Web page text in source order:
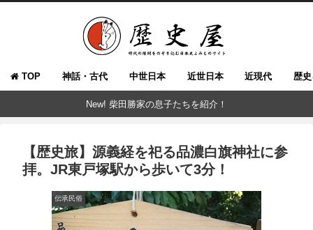
TOP 神話・古代 中世日本 近世日本 近現代 歴
New! 柴田勝家の息子たちを紹介！
【歴史旅】源義経を祀る品濃白旗神社に参
拝。JR東戸塚駅から歩いて3分！
伝承民俗